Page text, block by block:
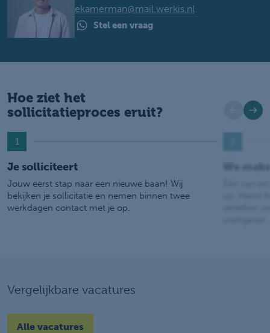
ekamerman@mail.werkis.nl
Stel een vraag
Hoe ziet het
sollicitatieproces eruit?
1
Je solliciteert
Jouw eerst stap naar een nieuwe baan! Wij
bekijken je sollicitatie en nemen binnen twee
werkdagen contact met je op.
We
Vergelijkbare vacatures
Alle vacatures